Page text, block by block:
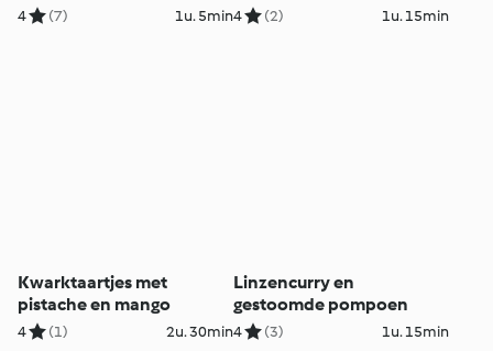
champignons, aziatische
4 (7) 1u. 5min4 (2) 1u. 15min
Kwarktaartjes met
pistache en mango
4 (1) 2u. 30min
Linzencurry en
gestoomde pompoen
4 (3) 1u. 15min